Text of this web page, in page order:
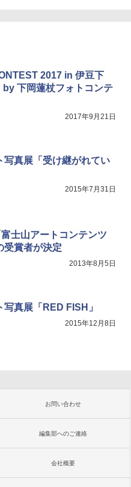
2017 in 伊豆下
下岡蓮杖フォトコンテ
2017年9月21日
写真展「受け継がれてい
2015年7月31日
士山アートコンテンツ
受賞者が決定
2013年8月5日
真展「RED FISH」
2015年12月8日
お問い合わせ
編集部へのご連絡
会社概要